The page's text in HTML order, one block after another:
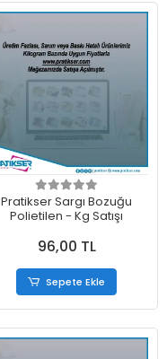
Pratikser Sargı Bozuğu
Polietilen - Kg Satışı
96,00 TL
Sepete Ekle